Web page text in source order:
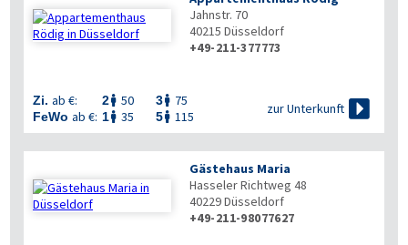
Jahnstr. 70
40215 Düsseldorf
+49-211-377773
Zi. ab €: 2 50 3 75
FeWo ab €: 1 35 5 115
zur Unterkunft 
Gästehaus Maria
Hasseler Richtweg 48
40229Düsseldorf
+49-211-98077627